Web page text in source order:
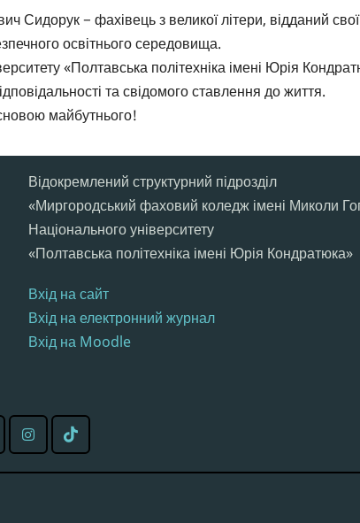
Сидорук − фахівець з великої літери, відданий
освітнього середовища.
«Полтавська політехніка імені Юрія
та свідомого ставлення до життя.
майбутнього!
Відокремлений структурний підрозділ
«Миргородський фаховий коледж імені Миколи
Національного університету
«Полтавська політехніка імені Юрія Кондратюка»
Вхід на сайт
Вхід на електронний журнал
Вхід на Moodle